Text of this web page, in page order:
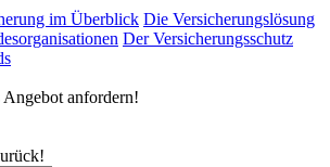
im Überblick Die Versicherungslösung
Der Versicherungsschutz
anfordern!